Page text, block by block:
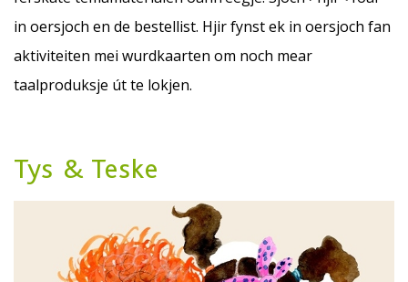
in oersjoch en de bestellist. Hjir fynst ek in oersjoch fan
aktiviteiten mei wurdkaarten om noch mear
taalproduksje út te lokjen.
Tys & Teske